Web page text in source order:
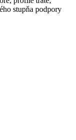
stupňa podpory